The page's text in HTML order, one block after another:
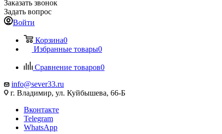
Заказать звонок
Задать вопрос
Войти
Корзина0
Избранные товары0
Сравнение товаров0
info@sever33.ru
г. Владимир, ул. Куйбышева, 66-Б
Вконтакте
Telegram
WhatsApp